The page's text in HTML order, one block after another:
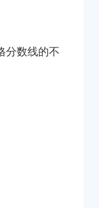
分数线的不